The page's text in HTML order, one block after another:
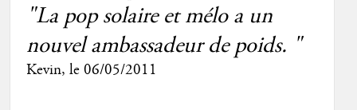
"La pop solaire et mélo a un
nouvel ambassadeur de poids. "
Kevin, le 06/05/2011